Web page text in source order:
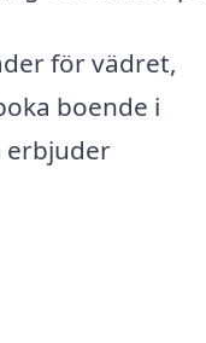
för vädret,
boende i
erbjuder